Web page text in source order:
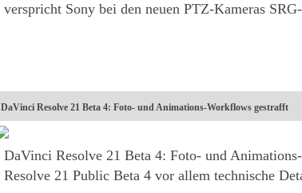
verspricht Sony bei den neuen PTZ-Kameras
DaVinci Resolve 21 Beta 4: Foto- und Animations-Workflows gestrafft
DaVinci Resolve 21 Beta 4: Foto- und
Resolve 21 Public Beta 4 vor allem technische